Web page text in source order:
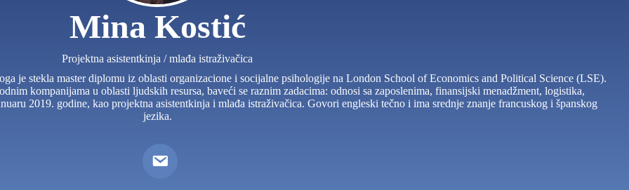
Mina Kostić
Projektna asistentkinja / mlađa istraživačica
je stekla master diplomu iz oblasti organizacione i socijalne psihologije na London School of Economics and Political Science (LSE).
kompanijama u oblasti ljudskih resursa, baveći se raznim zadacima: odnosi sa zaposlenima, finansijski menadžment, logistika,
2019. godine, kao projektna asistentkinja i mlađa istraživačica. Govori engleski tečno i ima srednje znanje francuskog i španskog
jezika.